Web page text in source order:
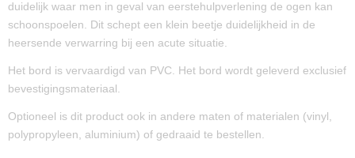
20 x 20 x 0 cm
duidelijk waar men in geval van eerstehulpverlening de ogen kan
schoonspoelen. Dit schept een klein beetje duidelijkheid in de
heersende verwarring bij een acute situatie.
Het bord is vervaardigd van PVC. Het bord wordt geleverd exclusief
bevestigingsmateriaal.
Optioneel is dit product ook in andere maten of materialen (vinyl,
polypropyleen, aluminium) of gedraaid te bestellen.